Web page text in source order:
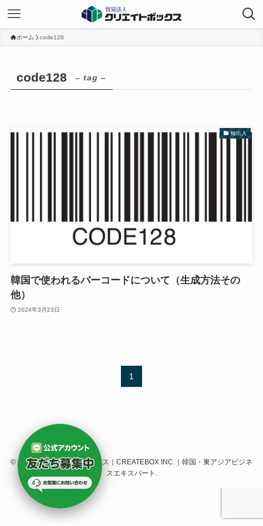
ホーム code128
code128 – tag –
輸出入
韓国で使われるバーコードについて（生成方法その
他）
2024年3月23日
1
© 株式会社クリエイトボックス｜CREATEBOX INC.｜韓国・東アジアビジネ
スエキスパート.